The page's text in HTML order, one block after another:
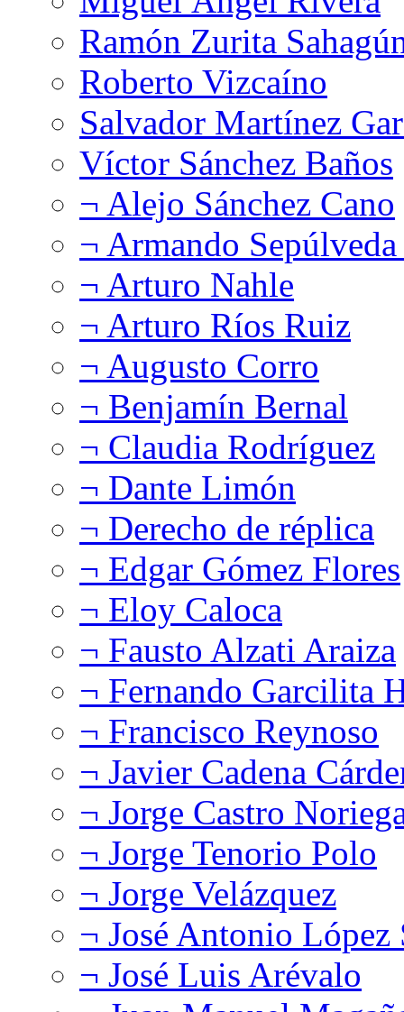
Ramón Zurita
Roberto Vizcaíno
Salvador Martínez
Víctor Sánchez Baños
¬ Alejo Sánchez Cano
¬ Armando
¬ Arturo Nahle
¬ Arturo Ríos Ruiz
¬ Augusto Corro
¬ Benjamín Bernal
¬ Claudia Rodríguez
¬ Dante Limón
¬ Derecho de réplica
¬ Edgar Gómez Flores
¬ Eloy Caloca
¬ Fausto Alzati Araiza
¬ Fernando Garcilita
¬ Francisco Reynoso
¬ Javier Cadena
¬ Jorge Castro
¬ Jorge Tenorio Polo
¬ Jorge Velázquez
¬ José Antonio López
¬ José Luis Arévalo